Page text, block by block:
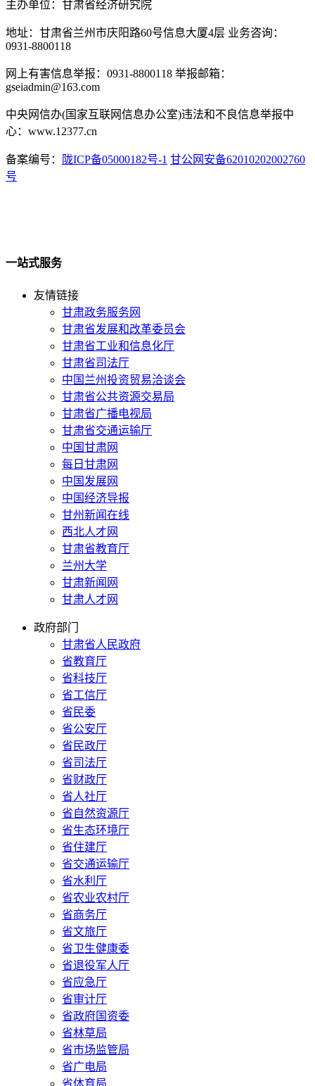
主办单位：甘肃省经济研究院
地址：甘肃省兰州市庆阳路60号信息大厦4层 业务咨询：
0931-8800118
网上有害信息举报：0931-8800118 举报邮箱：
gseiadmin@163.com
中央网信办(国家互联网信息办公室)违法和不良信息举报中
心：www.12377.cn
备案编号： 陇ICP备05000182号-1 甘公网安备62010202002760
号
一站式服务
友情链接
甘肃政务服务网
甘肃省发展和改革委员会
甘肃省工业和信息化厅
甘肃省司法厅
中国兰州投资贸易洽谈会
甘肃省公共资源交易局
甘肃省广播电视局
甘肃省交通运输厅
中国甘肃网
每日甘肃网
中国发展网
中国经济导报
甘州新闻在线
西北人才网
甘肃省教育厅
兰州大学
甘肃新闻网
甘肃人才网
政府部门
甘肃省人民政府
省教育厅
省科技厅
省工信厅
省民委
省公安厅
省民政厅
省司法厅
省财政厅
省人社厅
省自然资源厅
省生态环境厅
省住建厅
省交通运输厅
省水利厅
省农业农村厅
省商务厅
省文旅厅
省卫生健康委
省退役军人厅
省应急厅
省审计厅
省政府国资委
省林草局
省市场监管局
省广电局
省体育局